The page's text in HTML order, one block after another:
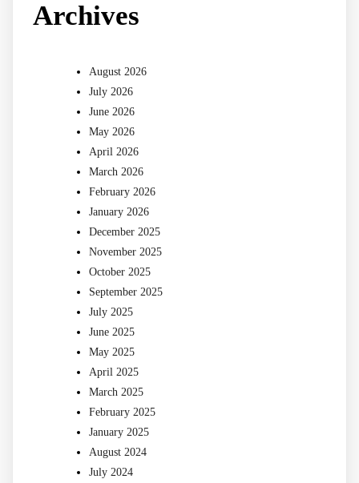
Archives
August 2026
July 2026
June 2026
May 2026
April 2026
March 2026
February 2026
January 2026
December 2025
November 2025
October 2025
September 2025
July 2025
June 2025
May 2025
April 2025
March 2025
February 2025
January 2025
August 2024
July 2024